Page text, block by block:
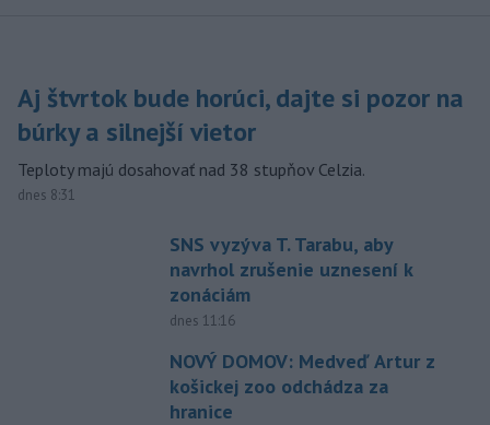
Aj štvrtok bude horúci, dajte si pozor na
búrky a silnejší vietor
Teploty majú dosahovať nad 38 stupňov Celzia.
dnes 8:31
SNS vyzýva T. Tarabu, aby
navrhol zrušenie uznesení k
zonáciám
dnes 11:16
NOVÝ DOMOV: Medveď Artur z
košickej zoo odchádza za
hranice